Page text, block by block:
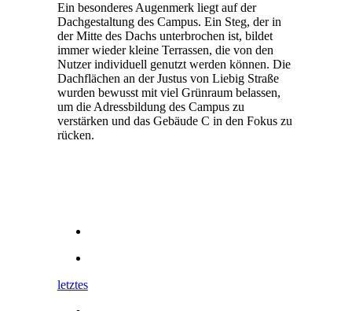
Ein besonderes Augenmerk liegt auf der
Dachgestaltung des Campus. Ein Steg, der in
der Mitte des Dachs unterbrochen ist, bildet
immer wieder kleine Terrassen, die von den
Nutzer individuell genutzt werden können. Die
Dachflächen an der Justus von Liebig Straße
wurden bewusst mit viel Grünraum belassen,
um die Adressbildung des Campus zu
verstärken und das Gebäude C in den Fokus zu
rücken.
letztes